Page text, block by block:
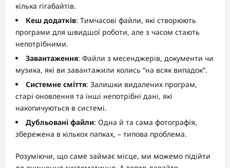
кілька гігабайтів.
Кеш додатків: Тимчасові файли, які створюють
програми для швидшої роботи, але з часом стають
непотрібними.
Завантаження: Файли з месенджерів, документи чи
музика, які ви завантажили колись “на всяк випадок”.
Системне сміття: Залишки видалених програм,
старі оновлення та інші непотрібні дані, які
накопичуються в системі.
Дубльовані файли: Одна й та сама фотографія,
збережена в кількох папках, – типова проблема.
Розуміючи, що саме займає місце, ми можемо підійти